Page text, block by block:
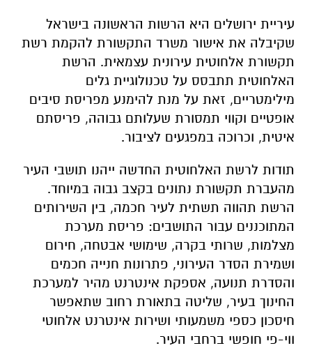
עיריית ירושלים היא הרשות הראשונה בישראל
שקיבלה את אישור משרד התקשורת להקמת רשת
תקשורת אלחוטית עירונית עצמאית. הרשת
האלחוטית תתבסס על טכנולוגיית גלים
מילימטריים, זאת על מנת להימנע מפריסת סיבים
אופטיים וקווי תמסורת שעלותם גבוהה, פריסתם
איטית, וכרוכה במפגעים לציבור.
תודות לרשת האלחוטית החדשה ייהנו תושבי העיר
מהעברת תקשורת נתונים בקצב גבוה במיוחד.
הרשת תהווה תשתית לעיר חכמה, בין השירותים
המתוכננים עבור התושבים: פריסת מערכת
מצלמות, שרותי בקרה, שימושי אבטחה, חירום
ושמירת הסדר העירוני, פתרונות חנייה חכמים
והסדרת תנועה, אספקת אינטרנט מהיר למערכת
החינוך בעיר, שליטה בתאורת רחוב שתאפשר
חיסכון כספי משמעותי ושירות אינטרנט אלחוטי
ווי-פי חופשי ברחבי העיר.